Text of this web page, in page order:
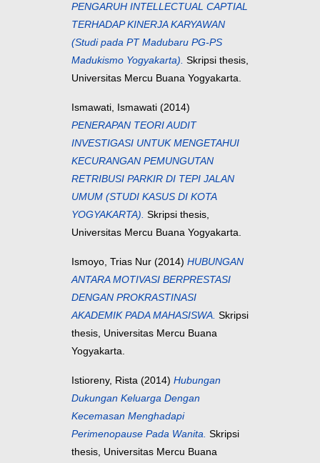
PENGARUH INTELLECTUAL CAPTIAL
TERHADAP KINERJA KARYAWAN
(Studi pada PT Madubaru PG-PS
Madukismo Yogyakarta). Skripsi thesis,
Universitas Mercu Buana Yogyakarta.
Ismawati, Ismawati (2014)
PENERAPAN TEORI AUDIT
INVESTIGASI UNTUK MENGETAHUI
KECURANGAN PEMUNGUTAN
RETRIBUSI PARKIR DI TEPI JALAN
UMUM (STUDI KASUS DI KOTA
YOGYAKARTA). Skripsi thesis,
Universitas Mercu Buana Yogyakarta.
Ismoyo, Trias Nur (2014) HUBUNGAN
ANTARA MOTIVASI BERPRESTASI
DENGAN PROKRASTINASI
AKADEMIK PADA MAHASISWA. Skripsi
thesis, Universitas Mercu Buana
Yogyakarta.
Istioreny, Rista (2014) Hubungan
Dukungan Keluarga Dengan
Kecemasan Menghadapi
Perimenopause Pada Wanita. Skripsi
thesis, Universitas Mercu Buana